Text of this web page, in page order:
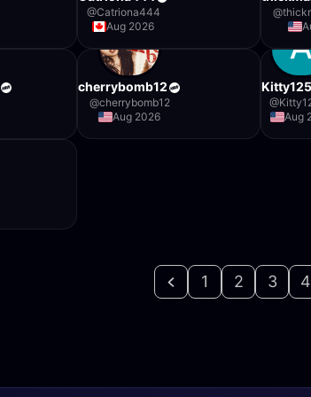
@Catriona444
Aug 2026
@
cherrybomb12
@cherrybomb12
Aug 2026
@
Aug
1 2 3 4